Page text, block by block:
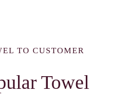
TO CUSTOMER
Towel